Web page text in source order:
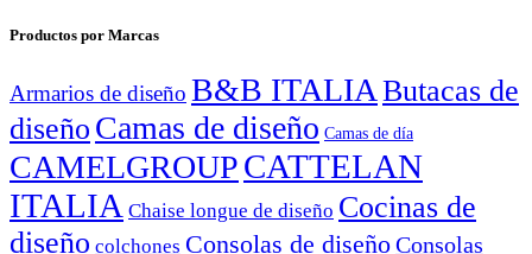
Productos por Marcas
Armarios de diseño B&B ITALIAButacas de
diseño Camas de diseño Camas de día
CAMELGROUPCATTELAN
ITALIA Chaise longue de diseño Cocinas de
diseño colchones Consolas de diseñoConsolas